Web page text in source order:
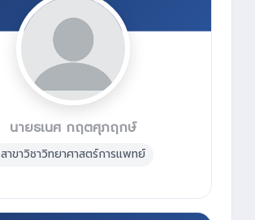
นายธเนศ กฤตศุภฤกษ์
สาขาวิชาวิทยาศาสตร์การแพทย์